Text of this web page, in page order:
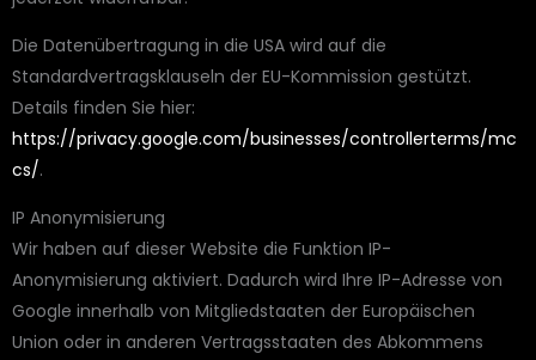
Die Datenübertragung in die USA wird auf die
Standardvertragsklauseln der EU-Kommission gestützt.
Details finden Sie hier:
https://privacy.google.com/businesses/controllerterms/mc
cs/.
IP Anonymisierung
Wir haben auf dieser Website die Funktion IP-
Anonymisierung aktiviert. Dadurch wird Ihre IP-Adresse von
Google innerhalb von Mitgliedstaaten der Europäischen
Union oder in anderen Vertragsstaaten des Abkommens